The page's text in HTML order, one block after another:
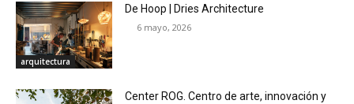
arquitectura
De Hoop | Dries Architecture
6 mayo, 2026
Center ROG. Centro de arte, innovación y